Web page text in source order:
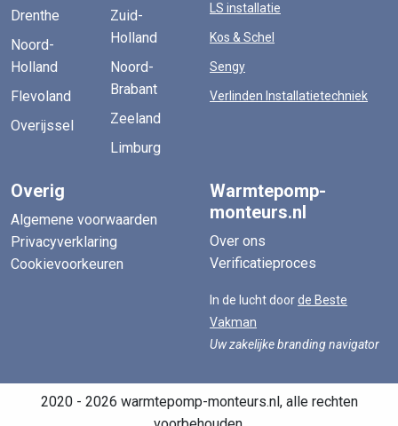
Drenthe
Noord-
Holland
Flevoland
Overijssel
Zuid-
Holland
Noord-
Brabant
Zeeland
Limburg
LS installatie
Kos & Schel
Sengy
Verlinden Installatietechniek
Overig
Algemene voorwaarden
Privacyverklaring
Cookievoorkeuren
Warmtepomp-
monteurs.nl
Over ons
Verificatieproces
In de lucht doorde Beste
Vakman
Uw zakelijke branding navigator
2020 - 2026 warmtepomp-monteurs.nl, alle rechten